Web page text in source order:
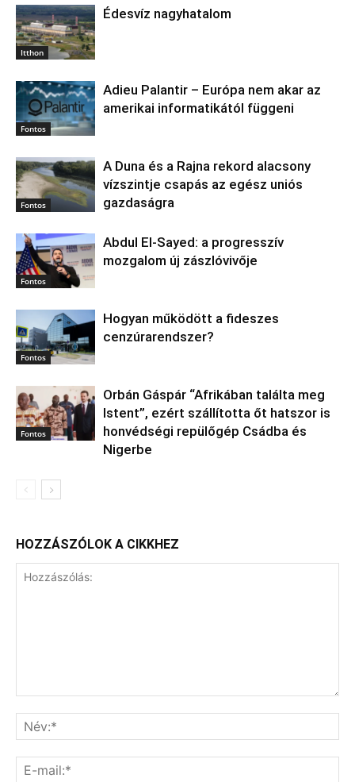
Itthon
Édesvíz nagyhatalom
Fontos
Adieu Palantir – Európa nem akar az
amerikai informatikától függeni
Fontos
A Duna és a Rajna rekord alacsony
vízszintje csapás az egész uniós
gazdaságra
Fontos
Abdul El‑Sayed: a progresszív
mozgalom új zászlóvivője
Fontos
Hogyan működött a fideszes
cenzúrarendszer?
Fontos
Orbán Gáspár “Afrikában találta meg
Istent”, ezért szállította őt hatszor is
honvédségi repülőgép Csádba és
Nigerbe
HOZZÁSZÓLOK A CIKKHEZ